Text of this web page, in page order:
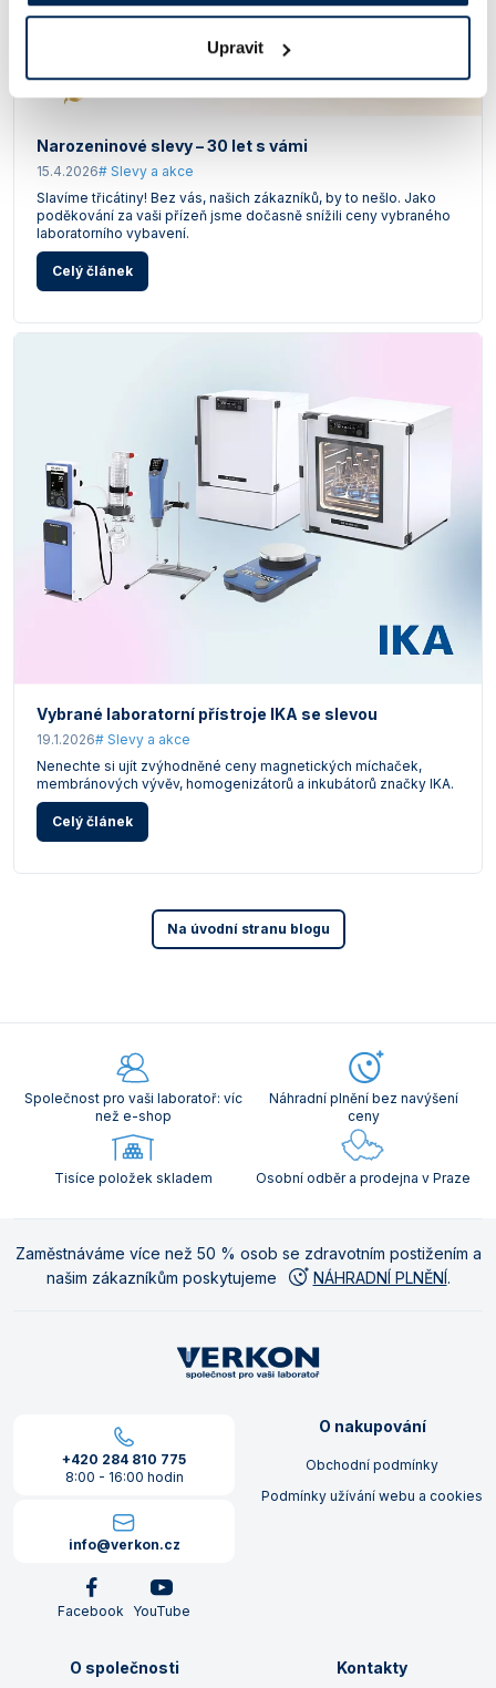
Upravit
Narozeninové slevy – 30 let s vámi
15.4.2026# Slevy a akce
Slavíme třicátiny! Bez vás, našich zákazníků, by to nešlo. Jako
poděkování za vaši přízeň jsme dočasně snížili ceny vybraného
laboratorního vybavení.
Celý článek
Vybrané laboratorní přístroje IKA se slevou
19.1.2026# Slevy a akce
Nenechte si ujít zvýhodněné ceny magnetických míchaček,
membránových vývěv, homogenizátorů a inkubátorů značky IKA.
Celý článek
Na úvodní stranu blogu
Společnost pro vaši laboratoř: víc
než e-shop
Náhradní plnění bez navýšení
ceny
Tisíce položek skladem Osobní odběr a prodejna v Praze
Zaměstnáváme více než 50 % osob se zdravotním postižením a
našim zákazníkům poskytujeme
NÁHRADNÍ PLNĚNÍ.
+420 284 810 775
8:00 - 16:00 hodin
info@verkon.cz
Facebook YouTube
O nakupování
Obchodní podmínky
Podmínky užívání webu a cookies
O společnosti Kontakty